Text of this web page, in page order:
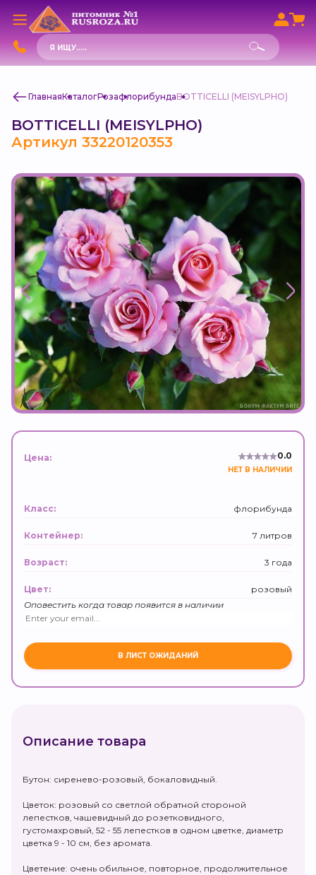
Поиск
товаров
ГлавнаяКаталогРозафлорибундаBOTTICELLI (MEISYLPHO)
BOTTICELLI (MEISYLPHO)
Артикул 33220120353
Цена: 0.0
НЕТ В НАЛИЧИИ
Класс: флорибунда
Контейнер: 7 литров
Возраст: 3 года
Цвет:
розовый
Оповестить когда товар появится в наличии
Описание товара
Бутон: сиренево-розовый, бокаловидный.
Цветок: розовый со светлой обратной стороной
лепестков, чашевидный до розетковидного,
густомахровый, 52 - 55 лепестков в одном цветке, диаметр
цветка 9 - 10 см, без аромата.
Цветение: очень обильное, повторное, продолжительное